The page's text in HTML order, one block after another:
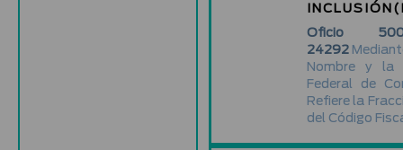
Oficio 500-
24292
Nombre y la
Federal de
Refiere la
del Código